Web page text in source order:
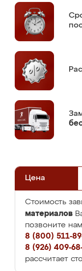
Цена
Стоимость
материалов
позвоните
8 (800) 511-
8 (926) 409-
рассчитает